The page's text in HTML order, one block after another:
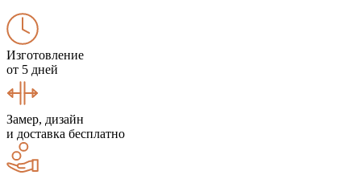
Изготовление
от 5 дней
Замер, дизайн
и доставка бесплатно